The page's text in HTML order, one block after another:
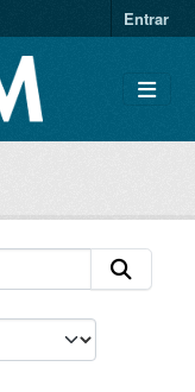
Entrar